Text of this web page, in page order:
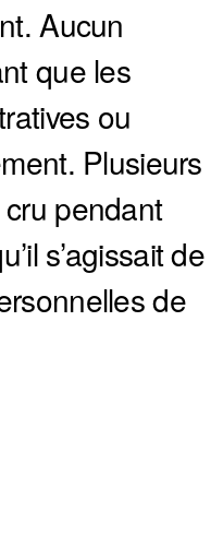
Aucun
que les
ou
Plusieurs
pendant
s’agissait de
de